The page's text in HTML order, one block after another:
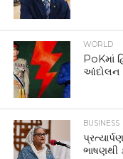
WORLD
PoKમાં
આંદોલન
BUSINESS
ભાષણથી